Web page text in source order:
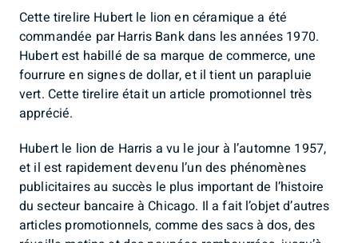
Cette tirelire Hubert le lion en céramique a été
commandée par Harris Bank dans les années 1970.
Hubert est habillé de sa marque de commerce, une
fourrure en signes de dollar, et il tient un parapluie
vert. Cette tirelire était un article promotionnel très
apprécié.
Hubert le lion de Harris a vu le jour à l’automne 1957,
et il est rapidement devenu l’un des phénomènes
publicitaires au succès le plus important de l’histoire
du secteur bancaire à Chicago. Il a fait l’objet d’autres
articles promotionnels, comme des sacs à dos, des